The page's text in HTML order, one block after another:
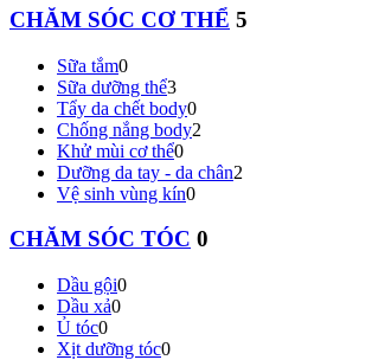
CHĂM SÓC CƠ THỂ 5
Sữa tắm0
Sữa dưỡng thể3
Tẩy da chết body0
Chống nắng body2
Khử mùi cơ thể0
Dưỡng da tay - da chân2
Vệ sinh vùng kín0
CHĂM SÓC TÓC 0
Dầu gội0
Dầu xả0
Ủ tóc0
Xịt dưỡng tóc0